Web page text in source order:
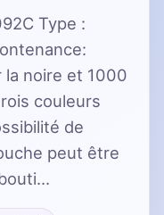
Type :
la noire et 1000
couleurs
de
peut être